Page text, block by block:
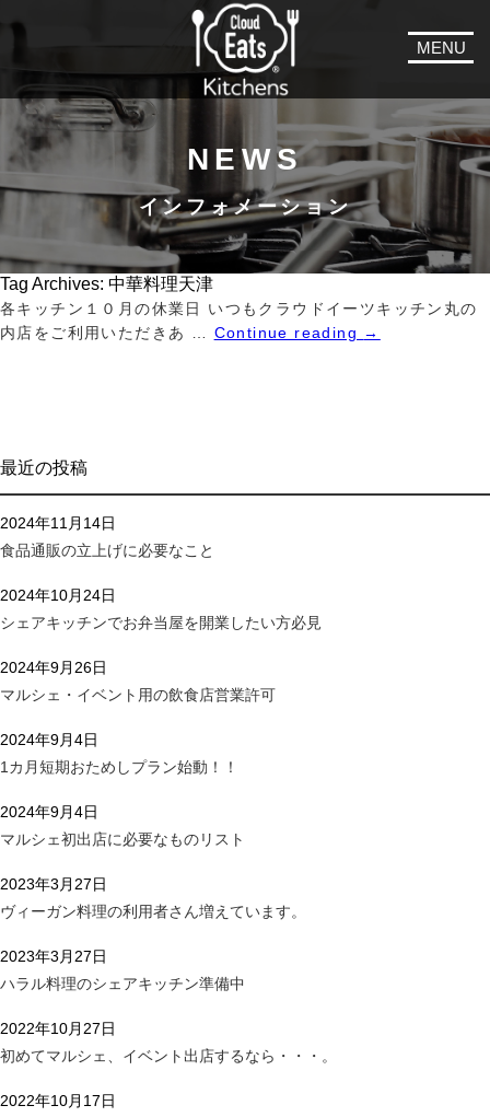
MENU
NEWS
インフォメーション
Tag Archives: 中華料理天津
各キッチン１０月の休業日 いつもクラウドイーツキッチン丸の
内店をご利用いただきあ … Continue reading →
最近の投稿
食品通販の立上げに必要なこと
2024年11月14日
シェアキッチンでお弁当屋を開業したい方必見
2024年10月24日
マルシェ・イベント用の飲食店営業許可
2024年9月26日
1カ月短期おためしプラン始動！！
2024年9月4日
マルシェ初出店に必要なものリスト
2024年9月4日
ヴィーガン料理の利用者さん増えています。
2023年3月27日
ハラル料理のシェアキッチン準備中
2023年3月27日
初めてマルシェ、イベント出店するなら・・・。
2022年10月27日
2022年10月17日